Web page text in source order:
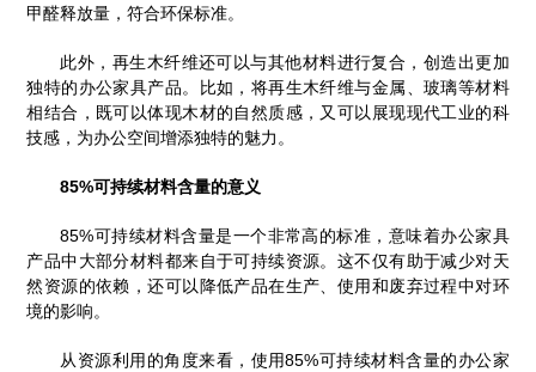
甲醛释放量，符合环保标准。
此外，再生木纤维还可以与其他材料进行复合，创造出更加
独特的办公家具产品。比如，将再生木纤维与金属、玻璃等材料
相结合，既可以体现木材的自然质感，又可以展现现代工业的科
技感，为办公空间增添独特的魅力。
85%可持续材料含量的意义
85%可持续材料含量是一个非常高的标准，意味着办公家具
产品中大部分材料都来自于可持续资源。这不仅有助于减少对天
然资源的依赖，还可以降低产品在生产、使用和废弃过程中对环
境的影响。
从资源利用的角度来看，使用85%可持续材料含量的办公家